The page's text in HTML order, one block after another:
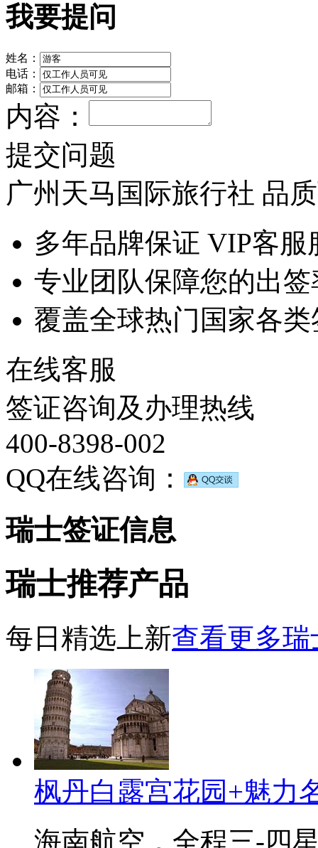
我要提问
姓名：
电话：
邮箱：
内容：
提交问题
广州天马国际旅行社 品
多年品牌保证 VIP客服
专业团队保障您的出签
覆盖全球热门国家各类
在线客服
签证咨询及办理热线
400-8398-002
QQ在线咨询：
瑞士签证信息
瑞士推荐产品
每日精选上新查看更多瑞
枫丹白露宫花园+魅力
海南航空，全程三-四